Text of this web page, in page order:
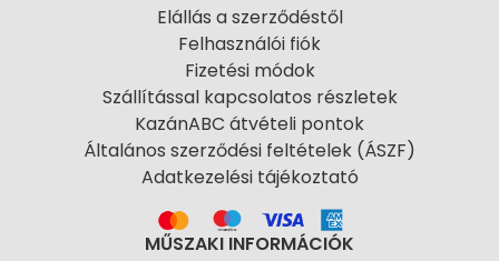
Elállás a szerződéstől
Felhasználói fiók
Fizetési módok
Szállítással kapcsolatos részletek
KazánABC átvételi pontok
Általános szerződési feltételek (ÁSZF)
Adatkezelési tájékoztató
MŰSZAKI INFORMÁCIÓK